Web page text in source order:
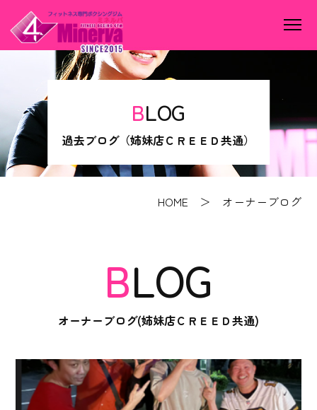
BLOG
過去ブログ（姉妹店ＣＲＥＥＤ共通）
HOME ＞ オーナーブログ
BLOG
オーナーブログ(姉妹店ＣＲＥＥＤ共通)